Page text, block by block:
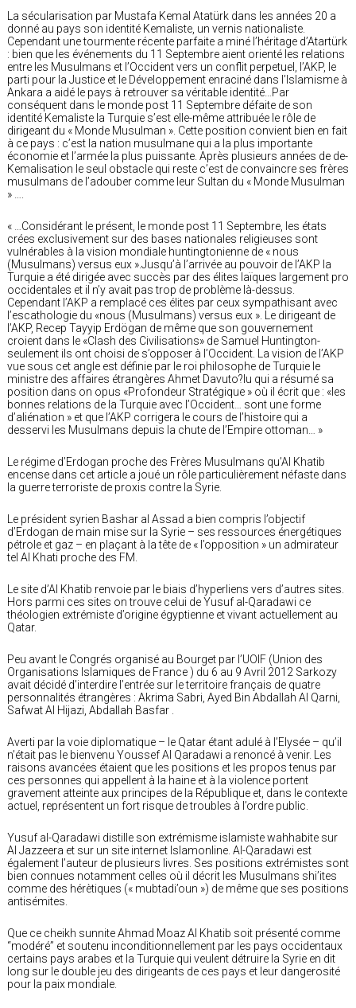
La sécularisation par Mustafa Kemal Atatürk dans les années 20 a
donné au pays son identité Kemaliste, un vernis nationaliste.
Cependant une tourmente récente parfaite a miné l’héritage d’Atartürk
: bien que les événements du 11 Septembre aient orienté les relations
entre les Musulmans et l’Occident vers un conflit perpetuel, l’AKP, le
parti pour la Justice et le Développement enraciné dans l’Islamisme à
Ankara a aidé le pays à retrouver sa véritable identité…Par
conséquent dans le monde post 11 Septembre défaite de son
identité Kemaliste la Turquie s’est elle-même attribuée le rôle de
dirigeant du « Monde Musulman ». Cette position convient bien en fait
à ce pays : c’est la nation musulmane qui a la plus importante
économie et l’armée la plus puissante. Après plusieurs années de de-
Kemalisation le seul obstacle qui reste c’est de convaincre ses frères
musulmans de l’adouber comme leur Sultan du « Monde Musulman
» ….
« …Considérant le présent, le monde post 11 Septembre, les états
crées exclusivement sur des bases nationales religieuses sont
vulnérables à la vision mondiale huntingtonienne de « nous
(Musulmans) versus eux ».Jusqu’à l’arrivée au pouvoir de l’AKP la
Turquie a été dirigée avec succès par des élites laïques largement pro
occidentales et il n’y avait pas trop de problème là-dessus.
Cependant l’AKP a remplacé ces élites par ceux sympathisant avec
l’escathologie du «nous (Musulmans) versus eux ». Le dirigeant de
l’AKP, Recep Tayyip Erdögan de même que son gouvernement
croient dans le «Clash des Civilisations» de Samuel Huntington-
seulement ils ont choisi de s’opposer à l’Occident. La vision de l’AKP
vue sous cet angle est définie par le roi philosophe de Turquie le
ministre des affaires étrangères Ahmet Davuto?lu qui a résumé sa
position dans on opus «Profondeur Stratégique » où il écrit que : «les
bonnes relations de la Turquie avec l’Occident… sont une forme
d’aliénation » et que l’AKP corrigera le cours de l’histoire qui a
desservi les Musulmans depuis la chute de l’Empire ottoman… »
Le régime d’Erdogan proche des Frères Musulmans qu’Al Khatib
encense dans cet article a joué un rôle particulièrement néfaste dans
la guerre terroriste de proxis contre la Syrie.
Le président syrien Bashar al Assad a bien compris l’objectif
d’Erdogan de main mise sur la Syrie – ses ressources énergétiques
pétrole et gaz – en plaçant à la tête de « l’opposition » un admirateur
tel Al Khati proche des FM.
Le site d’Al Khatib renvoie par le biais d’hyperliens vers d’autres sites.
Hors parmi ces sites on trouve celui de Yusuf al-Qaradawi ce
théologien extrémiste d’origine égyptienne et vivant actuellement au
Qatar.
Peu avant le Congrés organisé au Bourget par l’UOIF (Union des
Organisations Islamiques de France ) du 6 au 9 Avril 2012 Sarkozy
avait décidé d’interdire l’entrée sur le territoire français de quatre
personnalités étrangères : Akrima Sabri, Ayed Bin Abdallah Al Qarni,
Safwat Al Hijazi, Abdallah Basfar .
Averti par la voie diplomatique – le Qatar étant adulé à l’Elysée – qu’il
n’était pas le bienvenu Youssef Al Qaradawi a renoncé à venir. Les
raisons avancées étaient que les positions et les propos tenus par
ces personnes qui appellent à la haine et à la violence portent
gravement atteinte aux principes de la République et, dans le contexte
actuel, représentent un fort risque de troubles à l’ordre public.
Yusuf al-Qaradawi distille son extrémisme islamiste wahhabite sur
Al Jazzeera et sur un site internet Islamonline. Al-Qaradawi est
également l’auteur de plusieurs livres. Ses positions extrémistes sont
bien connues notamment celles où il décrit les Musulmans shi’ites
comme des hérètiques (« mubtadi’oun ») de même que ses positions
antisémites.
Que ce cheikh sunnite Ahmad Moaz Al Khatib soit présenté comme
“modéré” et soutenu inconditionnellement par les pays occidentaux
certains pays arabes et la Turquie qui veulent détruire la Syrie en dit
long sur le double jeu des dirigeants de ces pays et leur dangerosité
pour la paix mondiale.